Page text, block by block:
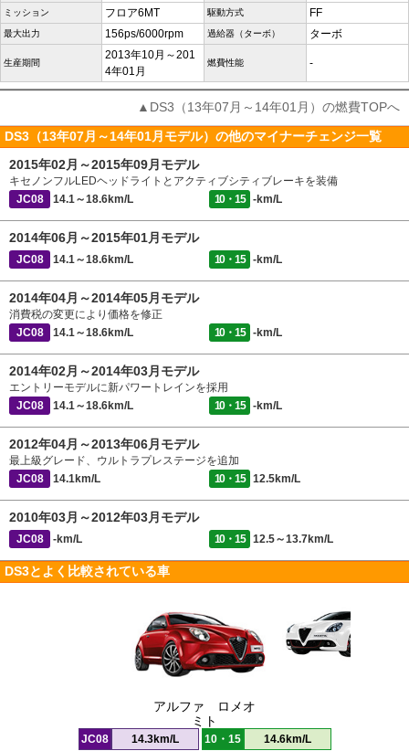
ミッション フロア6MT 駆動方式 FF
最大出力 156ps/6000rpm 過給器（ターボ） ターボ
生産期間
2013年10月～201
4年01月
燃費性能 -
▲DS3（13年07月～14年01月）の燃費TOPへ
DS3（13年07月～14年01月モデル）の他のマイナーチェンジ一覧
2015年02月～2015年09月モデル
キセノンフルLEDヘッドライトとアクティブシティブレーキを装備
JC08
14.1～18.6km/L 10・15 -km/L
2014年06月～2015年01月モデル
JC08 14.1～18.6km/L 10・15 -km/L
2014年04月～2014年05月モデル
消費税の変更により価格を修正
JC08
14.1～18.6km/L 10・15 -km/L
2014年02月～2014年03月モデル
エントリーモデルに新パワートレインを採用
JC08
14.1～18.6km/L 10・15 -km/L
2012年04月～2013年06月モデル
最上級グレード、ウルトラプレステージを追加
JC08
14.1km/L 10・15 12.5km/L
2010年03月～2012年03月モデル
JC08 -km/L 10・15 12.5～13.7km/L
DS3とよく比較されている車
アルファ ロメオ
ミト
JC08 14.3km/L 10・15 14.6km/L